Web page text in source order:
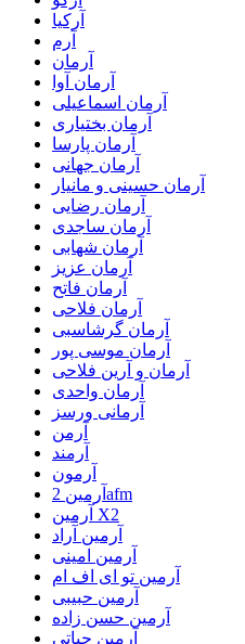
آرکیا
آرم
آرمان
آرمان آوا
آرمان اسماعیلی
آرمان بختیاری
آرمان پارسا
آرمان جهانی
آرمان حسینی و مانیار
آرمان رضایی
آرمان ساجدی
آرمان شهابی
آرمان عزیز
آرمان فاتح
آرمان فلاحی
آرمان گرشاسبی
آرمان موسی پور
آرمان و آرین فلاحی
آرمان واحدی
آرمانی ورسز
آرمن
آرمند
آرمون
آرمین 2afm
آرمین X2
آرمین آراد
آرمین امینی
آرمین تو ای اف ام
آرمین حبیبی
آرمین حسن زاده
آرمین حیاتی